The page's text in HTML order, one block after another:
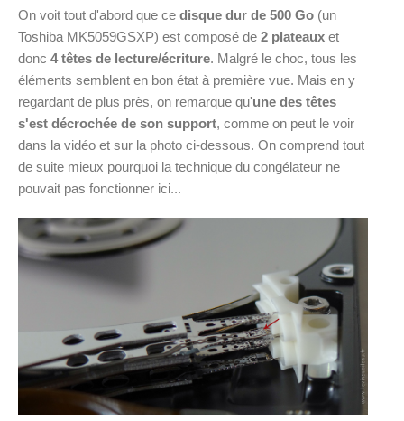
On voit tout d'abord que ce disque dur de 500 Go (un
Toshiba MK5059GSXP) est composé de 2 plateaux et
donc 4 têtes de lecture/écriture. Malgré le choc, tous les
éléments semblent en bon état à première vue. Mais en y
regardant de plus près, on remarque qu'une des têtes
s'est décrochée de son support, comme on peut le voir
dans la vidéo et sur la photo ci-dessous. On comprend tout
de suite mieux pourquoi la technique du congélateur ne
pouvait pas fonctionner ici...